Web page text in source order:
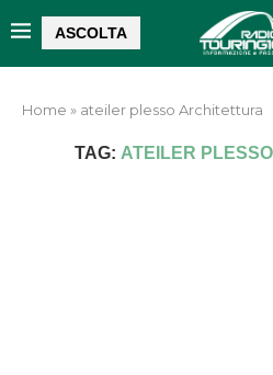
ASCOLTA
Home » ateiler plesso Architettura
TAG: ATEILER